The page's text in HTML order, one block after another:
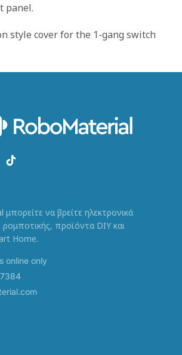
panel.
style cover for the 1-gang switch
να βρείτε ηλεκτρονικά
ρομποτικής, προϊόντα DIY και
Home.
online only